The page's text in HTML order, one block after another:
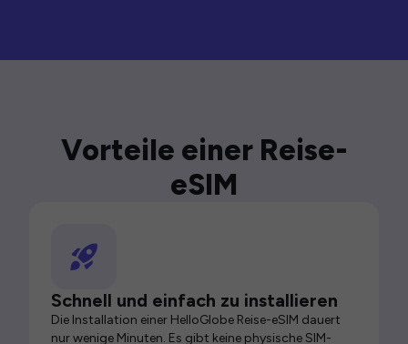
Vorteile einer Reise-
eSIM
Schnell und einfach zu installieren
Die Installation einer HelloGlobe Reise-eSIM dauert
nur wenige Minuten. Es gibt keine physische SIM-